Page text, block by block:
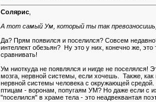
Солярис,
А тот самый Ум, который ты так превозносишь,
Да? Прям появился и поселился? Совсем
интеллект обезьян? Ну это у них, конечно же,
сравнивать!
Ум ниоткуда не появлялся и нигде не поселялся!
мозга, нервной системы, если хочешь. Также, как
нервной системы человека с окружающей
птицам - воронам, попугаям УМ? Но даже если с
"поселился" в храме тела - это неадвеквантая